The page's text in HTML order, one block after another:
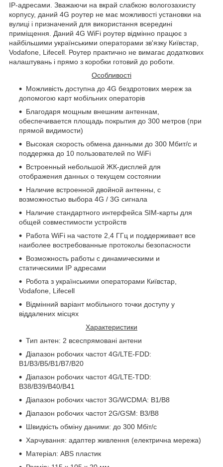
IP-адресами. Зважаючи на вкрай слабкою вологозахисту
корпусу, даний 4G роутер не має можливості установки на
вулиці і призначений для використання всередині
приміщення. Даний 4G WiFi роутер відмінно працює з
найбільшими українськими операторами зв'язку Київстар,
Vodafone, Lifecell. Роутер практично не вимагає додаткових
налаштувань і прямо з коробки готовий до роботи.
Особливості
Можливість доступна до 4G бездротових мереж за
допомогою карт мобільних операторів
Благодаря мощным внешним антеннам,
обеспечивается площадь покрытия до 300 метров (при
прямой видимости)
Высокая скорость обмена данными до 300 Мбит/с и
поддержка до 10 пользователей по WiFi
Встроенный небольшой ЖК-дисплей для
отображения данных о текущем состоянии
Наличие встроенной двойной антенны, с
возможностью выбора 4G / 3G сигнала
Наличие стандартного интерфейса SIM-карты для
общей совместимости устройств
Работа WiFi на частоте 2,4 ГГц и поддерживает все
наиболее востребованные протоколы безопасности
Возможность работы с динамическими и
статическими IP адресами
Робота з українськими операторами Київстар,
Vodafone, Lifecell
Відмінний варіант мобільного точки доступу у
віддалених місцях
Характеристики
Тип антен: 2 всеспрямовані антени
Діапазон робочих частот 4G/LTE-FDD:
B1/B3/B5/B1/B7/B20
Діапазон робочих частот 4G/LTE-TDD:
B38/B39/B40/B41
Діапазон робочих частот 3G/WCDMA: B1/B8
Діапазон робочих частот 2G/GSM: B3/B8
Швидкість обміну даними: до 300 Мбіт/с
Харчування: адаптер живлення (електрична мережа)
Матеріал: ABS пластик